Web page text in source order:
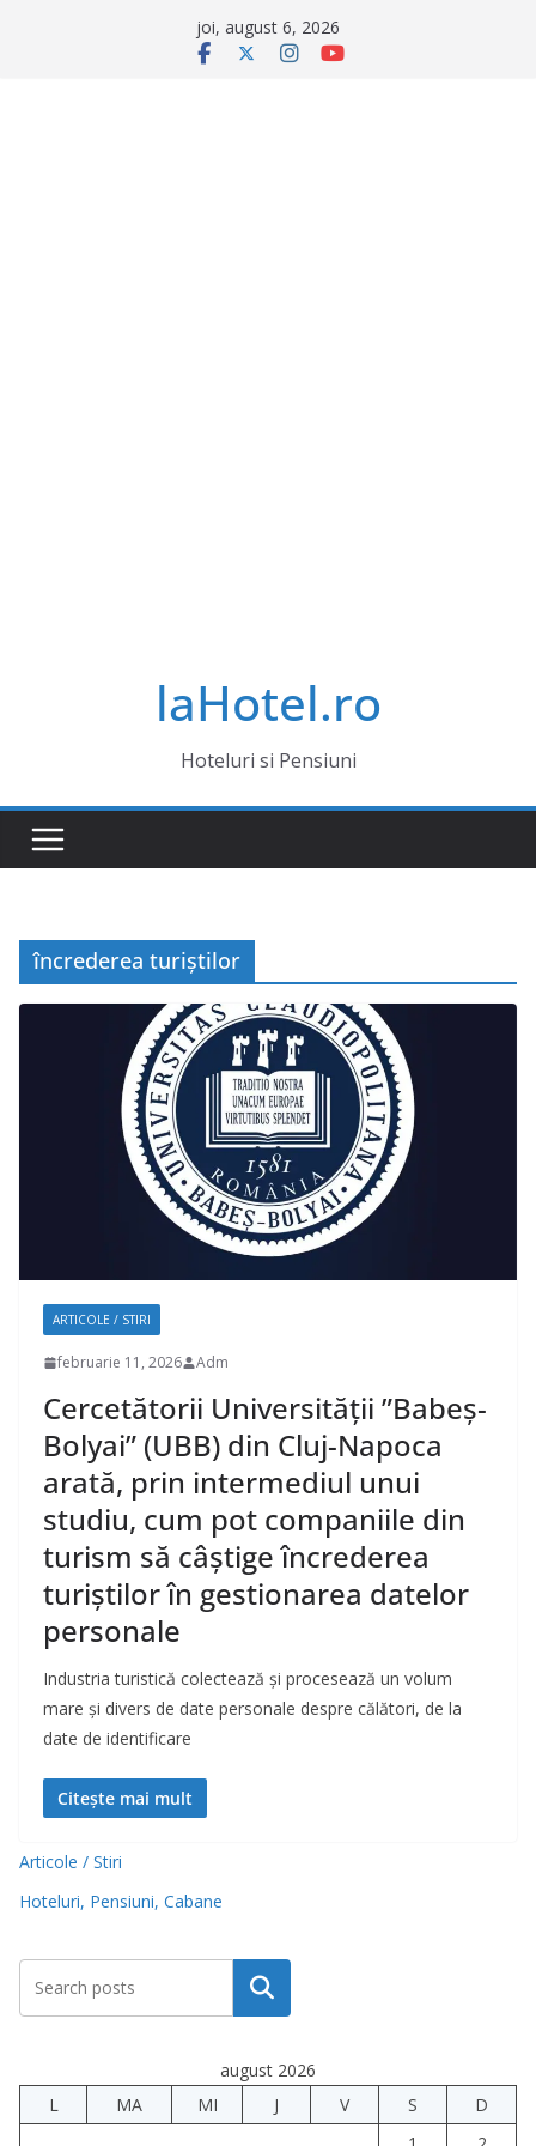
joi, august 6, 2026
laHotel.ro
Hoteluri si Pensiuni
încrederea turiștilor
ARTICOLE / STIRI
februarie 11, 2026 Adm
Cercetătorii Universității ”Babeș-
Bolyai” (UBB) din Cluj-Napoca
arată, prin intermediul unui
studiu, cum pot companiile din
turism să câștige încrederea
turiștilor în gestionarea datelor
personale
Industria turistică colectează și procesează un volum
mare și divers de date personale despre călători, de la
date de identificare
Citește mai mult
Articole / Stiri
Hoteluri, Pensiuni, Cabane
Caută
august 2026
L
MA MI J V S
D